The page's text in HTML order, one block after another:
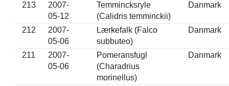
213
2007-
05-12
Temmincksryle
(Calidris temminckii)
Danmark
212
2007-
05-06
Lærkefalk (Falco
subbuteo)
Danmark
211
2007-
05-06
Pomeransfugl
(Charadrius
morinellus)
Danmark